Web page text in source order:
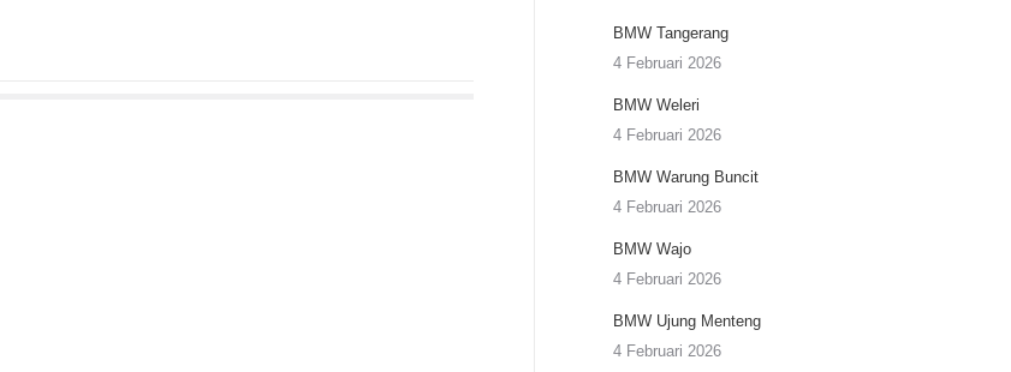
BMW Tangerang
4 Februari 2026
BMW Weleri
4 Februari 2026
BMW Warung Buncit
4 Februari 2026
BMW Wajo
4 Februari 2026
BMW Ujung Menteng
4 Februari 2026